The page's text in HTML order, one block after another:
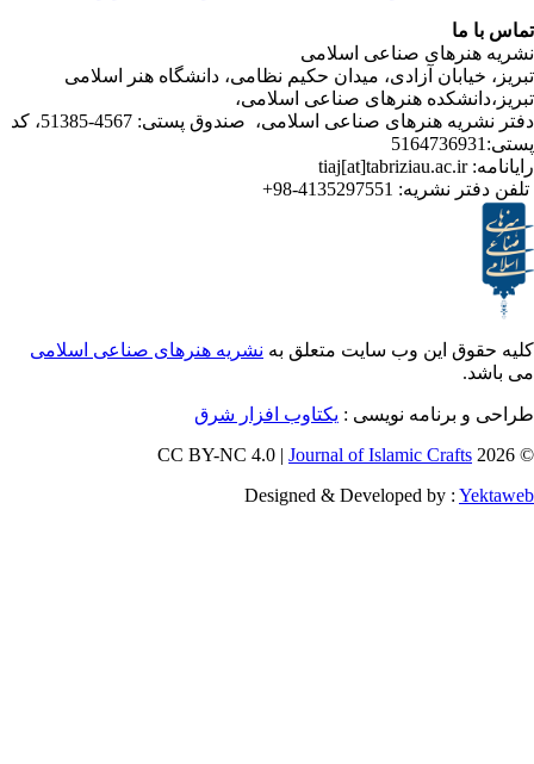
صناعی اسلامی
آزادی، میدان حکیم نظامی، دانشگاه هنر اسلامی
هنرهای صناعی اسلامی،
دفتر نشریه هنرهای صناعی اسلامی، صندوق پستی: 4567-51385، کد
نشریه:4135297551-98+
این وب سایت متعلق بهنشریه هنرهای صناعی اسلامی
نویسی : یکتاوب افزار شرق
Journal of Islamic
Designed & Developed by :